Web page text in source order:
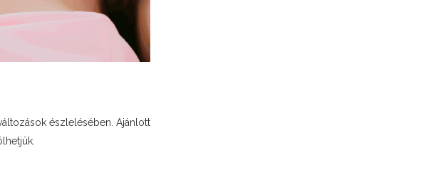
észlelésében. Ajánlott